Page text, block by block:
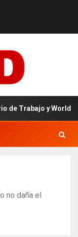
Trabajo y World
no daña el